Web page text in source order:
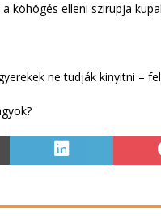
köhögés elleni szirupja
ne tudják kinyitni –